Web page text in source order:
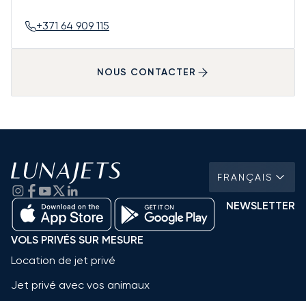
+371 64 909 115
NOUS CONTACTER
FRANÇAIS
NEWSLETTER
VOLS PRIVÉS SUR MESURE
Location de jet privé
Jet privé avec vos animaux